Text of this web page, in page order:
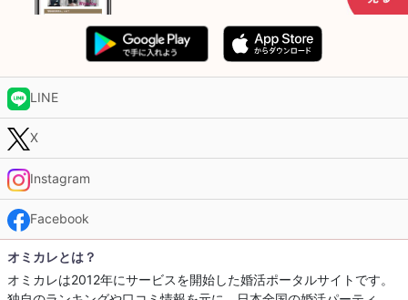
LINE
X
Instagram
Facebook
オミカレとは？
オミカレは2012年にサービスを開始した婚活ポータルサイトです。